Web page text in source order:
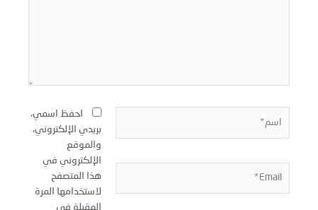
احفظ اسمي،
بريدي الإلكتروني،
والموقع
الإلكتروني في
هذا المتصفح
لاستخدامها المرة
المقبلة في